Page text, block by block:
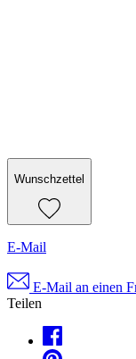
Wunschzettel
E-Mail
E-Mail an einen
Teilen